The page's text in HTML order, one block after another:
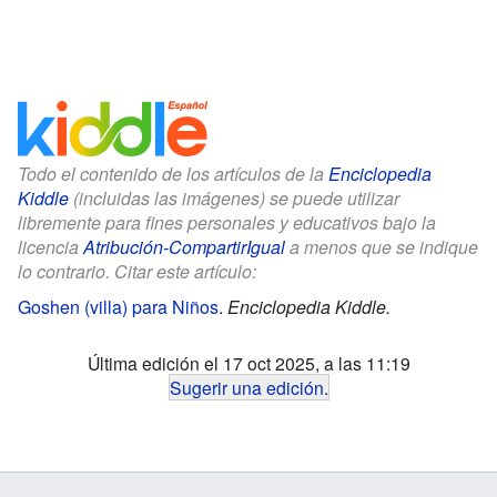
Todo el contenido de los artículos de la Enciclopedia
Kiddle (incluidas las imágenes) se puede utilizar
libremente para fines personales y educativos bajo la
licenciaAtribución-CompartirIguala menos que se indique
lo contrario. Citar este artículo:
Goshen (villa) para Niños. Enciclopedia Kiddle.
Última edición el 17 oct 2025, a las 11:19
Sugerir una edición.